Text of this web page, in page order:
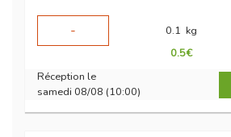
-
0.1 kg
0.5€
Réception le
samedi 08/08 (10:00)